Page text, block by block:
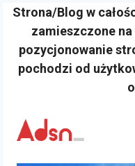
Strona/Blog w
zamieszczone na
pozycjonowanie
pochodzi od
content